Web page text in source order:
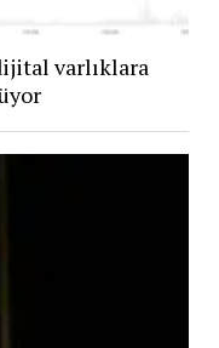
varlıklara